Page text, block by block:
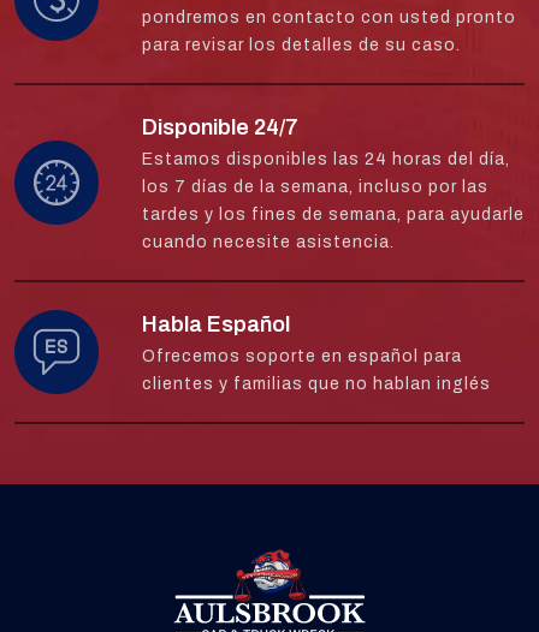
pondremos en contacto con usted pronto
para revisar los detalles de su caso.
Disponible 24/7
Estamos disponibles las 24 horas del día,
los 7 días de la semana, incluso por las
tardes y los fines de semana, para ayudarle
cuando necesite asistencia.
Habla Español
Ofrecemos soporte en español para
clientes y familias que no hablan inglés